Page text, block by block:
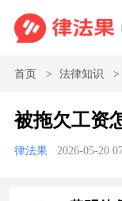
首页 法律知识
被拖欠工资
律法果 2026-05-20